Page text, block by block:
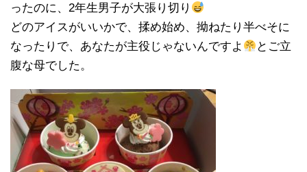
ったのに、2年生男子が大張り切り
どのアイスがいいかで、揉め始め、拗ねたり半べそに
なったりで、あなたが主役じゃないんですよ
とご立
腹な母でした。